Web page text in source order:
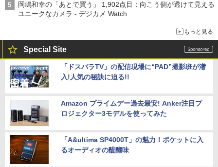
岡嶋和幸の「あとで買う」 1,902点目：向こう側が透けて見える
ユニークなカメラ - デジカメ Watch
もっと見る
Special Site
「ドスパラTV」の配信現場に“PAD”撮影班が潜
入!人気の秘訣に迫る!!
Amazon プライムデー過去最安! Anker注目プ
ロジェクター3モデルを使ってみた
「A&ultima SP4000T」の魅力！ポケットに入
るオーディオの醍醐味